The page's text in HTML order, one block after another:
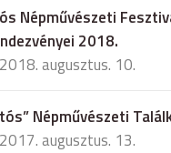
Népművészeti
2018.
augusztus. 10.
Népművészeti
augusztus. 13.